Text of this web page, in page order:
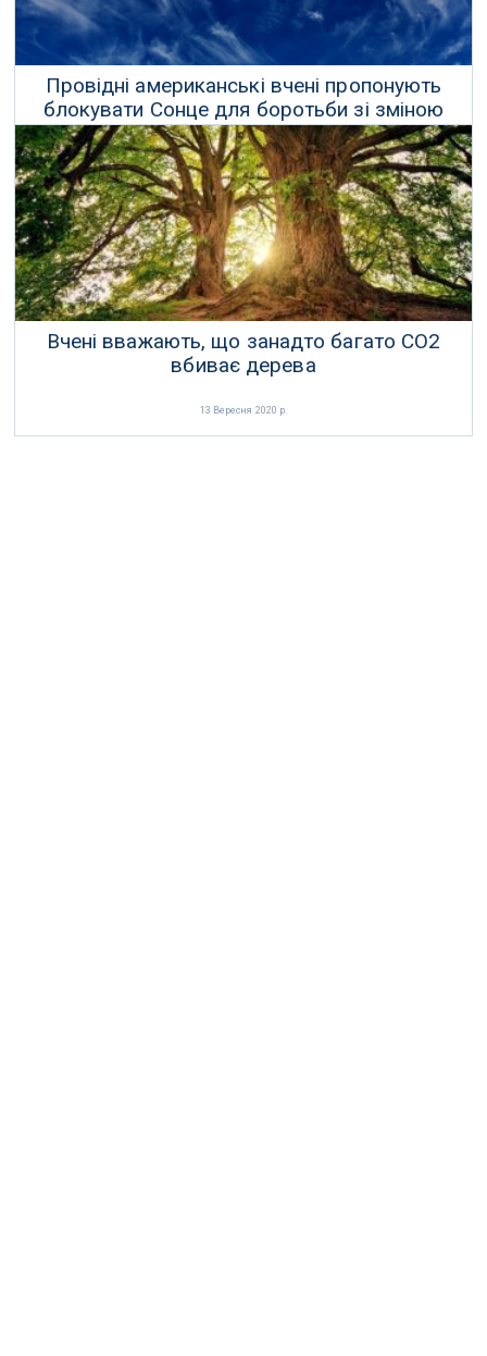
Провідні американські вчені пропонують
блокувати Сонце для боротьби зі зміною
клімату
28 Березня 2021 р.
Вчені вважають, що занадто багато CO2
вбиває дерева
13 Вересня 2020 р.